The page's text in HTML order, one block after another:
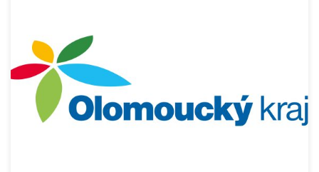
V minulých letech se nám osvědčily aktivity zaměřené na
podporu dospívajících dětí a jejich rodin – zejména
pobytové tematické preventivní programy,